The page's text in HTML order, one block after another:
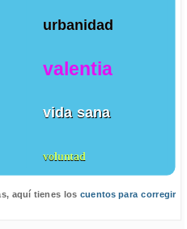
urbanidad
valentia
vida sana
voluntad
aquí tienes los cuentos para corregir